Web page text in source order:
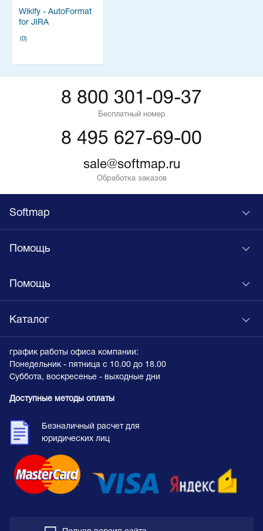
Wikify - AutoFormat
for JIRA
(0)
8 800 301-09-37
Бесплатный номер
8 495 627-69-00
sale@softmap.ru
Обработка заказов
Softmap
Помощь
Помощь
Каталог
график работы офиса компании:
Понедельник - пятница с 10.00 до 18.00
Суббота, воскресенье - выходные дни
Доступные методы оплаты
Безналичный расчет для
юридических лиц